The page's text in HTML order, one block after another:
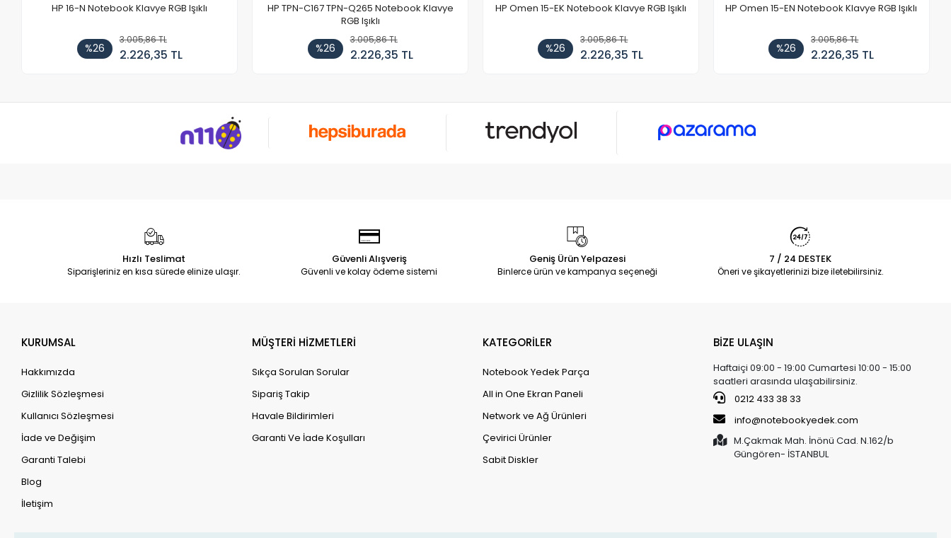
HP 16-N Notebook Klavye RGB Işıklı
%26
3.005,86 TL
2.226,35 TL
HP TPN-C167 TPN-Q265 Notebook Klavye
RGB Işıklı
%26
3.005,86 TL
2.226,35 TL
HP Omen 15-EK Notebook Klavye RGB Işıklı
%26
3.005,86 TL
2.226,35 TL
HP Omen 15-EN Notebook Klavye RGB Işıklı
%26
3.005,86 TL
2.226,35 TL
Hızlı Teslimat
Siparişleriniz en kısa sürede elinize ulaşır.
Güvenli Alışveriş
Güvenli ve kolay ödeme sistemi
Geniş Ürün Yelpazesi
Binlerce ürün ve kampanya seçeneği
7 / 24 DESTEK
Öneri ve şikayetlerinizi bize iletebilirsiniz.
KURUMSAL
Hakkımızda
Gizlilik Sözleşmesi
Kullanıcı Sözleşmesi
İade ve Değişim
Garanti Talebi
Blog
İletişim
MÜŞTERİ HİZMETLERİ
Sıkça Sorulan Sorular
Sipariş Takip
Havale Bildirimleri
Garanti Ve İade Koşulları
KATEGORİLER
Notebook Yedek Parça
All in One Ekran Paneli
Network ve Ağ Ürünleri
Çevirici Ürünler
Sabit Diskler
BİZE ULAŞIN
Haftaiçi 09:00 - 19:00 Cumartesi 10:00 - 15:00
saatleri arasında ulaşabilirsiniz.
0212 433 38 33
info@notebookyedek.com
M.Çakmak Mah. İnönü Cad. N.162/b
Güngören- İSTANBUL